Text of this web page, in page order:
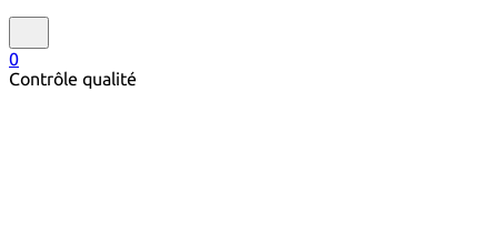
0
Contrôle qualité